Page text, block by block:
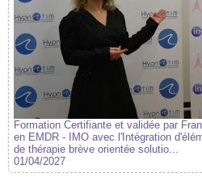
Formation Certifiante et validée par
en EMDR - IMO avec l'Intégration
de thérapie brève orientée solutio...
01/04/2027